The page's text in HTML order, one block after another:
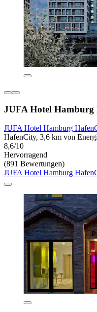
JUFA Hotel Hamburg
JUFA Hotel Hamburg
HafenCity, 3,6 km von
8,6/10
Hervorragend
(891 Bewertungen)
JUFA Hotel Hamburg